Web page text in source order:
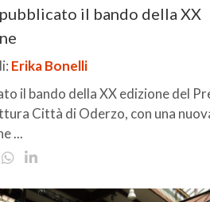
il bando della XX
Erika Bonelli
il bando della XX edizione del
Città di Oderzo, con una
...